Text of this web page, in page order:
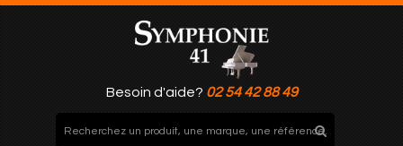
Besoin d'aide? 02 54 42 88 49